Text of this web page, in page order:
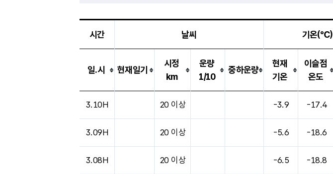
시간 날씨 기온(℃)
일.시 현재일기
시정
km
운량
1/10
중하운량
현재
기온
이슬점
온도
3.10H 20 이상 -3.9 -17.4
3.09H 20 이상 -5.6 -18.6
3.08H 20 이상 -6.5 -18.8